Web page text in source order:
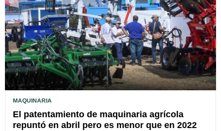
MAQUINARIA
El patentamiento de maquinaria agrícola
repuntó en abril pero es menor que en 2022